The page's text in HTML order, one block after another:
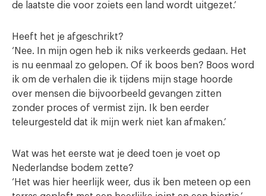
de laatste die voor zoiets een land wordt uitgezet.’
Heeft het je afgeschrikt?
‘Nee. In mijn ogen heb ik niks verkeerds gedaan. Het
is nu eenmaal zo gelopen. Of ik boos ben? Boos word
ik om de verhalen die ik tijdens mijn stage hoorde
over mensen die bijvoorbeeld gevangen zitten
zonder proces of vermist zijn. Ik ben eerder
teleurgesteld dat ik mijn werk niet kan afmaken.’
Wat was het eerste wat je deed toen je voet op
Nederlandse bodem zette?
‘Het was hier heerlijk weer, dus ik ben meteen op een